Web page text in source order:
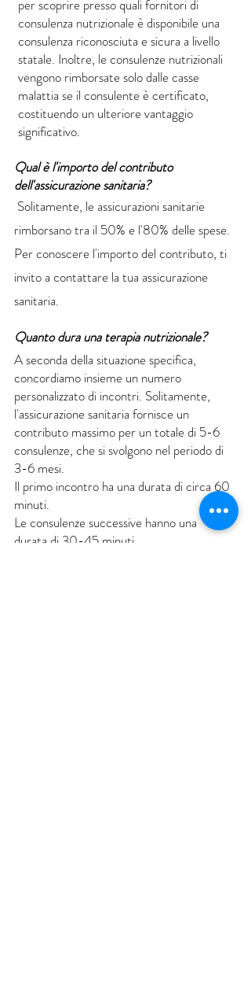
per scoprire presso quali fornitori di
consulenza nutrizionale è disponibile una
consulenza riconosciuta e sicura a livello
statale. Inoltre, le consulenze nutrizionali
vengono rimborsate solo dalle casse
malattia se il consulente è certificato,
costituendo un ulteriore vantaggio
significativo.
Qual è l'importo del contributo
dell'assicurazione sanitaria?
Solitamente, le assicurazioni sanitarie
rimborsano tra il 50% e l'80% delle spese.
Per conoscere l'importo del contributo, ti
invito a contattare la tua assicurazione
sanitaria.
Quanto dura una terapia nutrizionale?
A seconda della situazione specifica,
concordiamo insieme un numero
personalizzato di incontri. Solitamente,
l'assicurazione sanitaria fornisce un
contributo massimo per un totale di 5-6
consulenze, che si svolgono nel periodo di
3-6 mesi.
Il primo incontro ha una durata di circa 60
minuti.
Le consulenze successive hanno una
durata di 30-45 minuti.